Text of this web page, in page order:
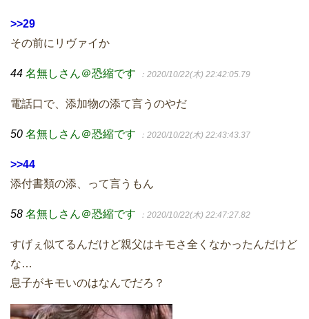
>>29
その前にリヴァイか
44 名無しさん＠恐縮です ：2020/10/22(木) 22:42:05.79
電話口で、添加物の添て言うのやだ
50 名無しさん＠恐縮です ：2020/10/22(木) 22:43:43.37
>>44
添付書類の添、って言うもん
58 名無しさん＠恐縮です ：2020/10/22(木) 22:47:27.82
すげぇ似てるんだけど親父はキモさ全くなかったんだけど
な…
息子がキモいのはなんでだろ？